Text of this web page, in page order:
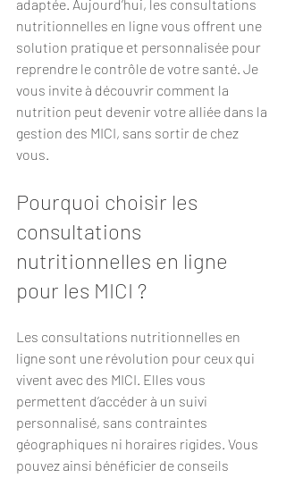
adaptée. Aujourd’hui, les consultations
nutritionnelles en ligne vous offrent une
solution pratique et personnalisée pour
reprendre le contrôle de votre santé. Je
vous invite à découvrir comment la
nutrition peut devenir votre alliée dans la
gestion des MICI, sans sortir de chez
vous.
Pourquoi choisir les
consultations
nutritionnelles en ligne
pour les MICI ?
Les consultations nutritionnelles en
ligne sont une révolution pour ceux qui
vivent avec des MICI. Elles vous
permettent d’accéder à un suivi
personnalisé, sans contraintes
géographiques ni horaires rigides. Vous
pouvez ainsi bénéficier de conseils